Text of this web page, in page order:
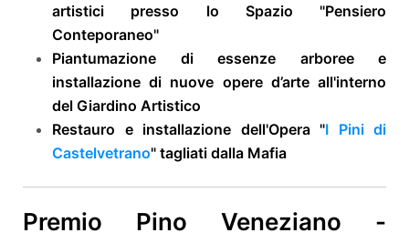
artistici presso lo Spazio "Pensiero
Conteporaneo"
Piantumazione di essenze arboree e
installazione di nuove opere d’arte all'interno
del Giardino Artistico
Restauro e installazione dell'Opera "I Pini di
Castelvetrano" tagliati dalla Mafia
Premio Pino Veneziano -